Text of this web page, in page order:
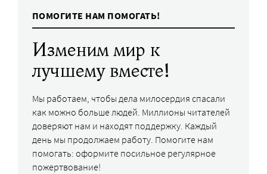
ПОМОГИТЕ НАМ ПОМОГАТЬ!
Изменим мир к
лучшему вместе!
Мы работаем, чтобы дела милосердия спасали
как можно больше людей. Миллионы читателей
доверяют нам и находят поддержку. Каждый
день мы продолжаем работу. Помогите нам
помогать: оформите посильное регулярное
пожертвование!